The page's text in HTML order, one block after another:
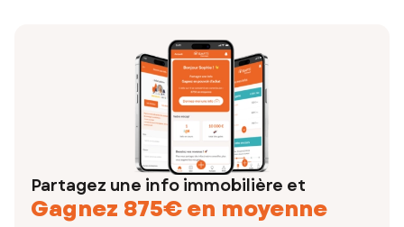
Partagez une info immobilière et
Gagnez 875€ en moyenne